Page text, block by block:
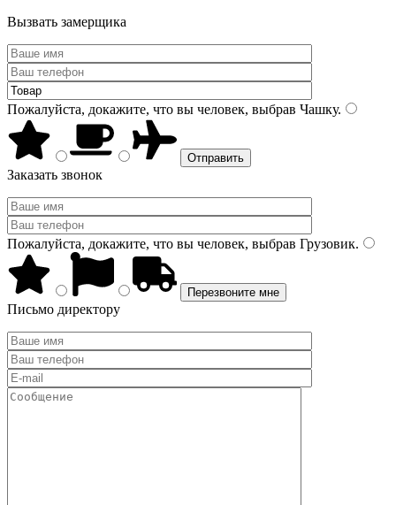
Вызвать замерщика
Пожалуйста, докажите, что вы человек, выбрав Чашку.
Заказать звонок
Пожалуйста, докажите, что вы человек, выбрав Грузовик.
Письмо директору